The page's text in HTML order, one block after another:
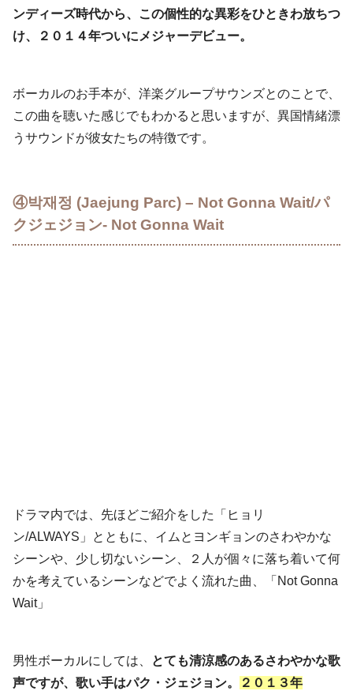
ンディーズ時代から、この個性的な異彩をひときわ放ちつ
け、２０１４年ついにメジャーデビュー。
ボーカルのお手本が、洋楽グループサウンズとのことで、
この曲を聴いた感じでもわかると思いますが、異国情緒漂
うサウンドが彼女たちの特徴です。
④박재정 (Jaejung Parc) – Not Gonna Wait/パ
クジェジョン- Not Gonna Wait
ドラマ内では、先ほどご紹介をした「ヒョリ
ン/ALWAYS」とともに、イムとヨンギョンのさわやかな
シーンや、少し切ないシーン、２人が個々に落ち着いて何
かを考えているシーンなどでよく流れた曲、「Not Gonna
Wait」
男性ボーカルにしては、
とても清涼感のあるさわやかな歌
声ですが、歌い手はパク・ジェジョン。
２０１３年